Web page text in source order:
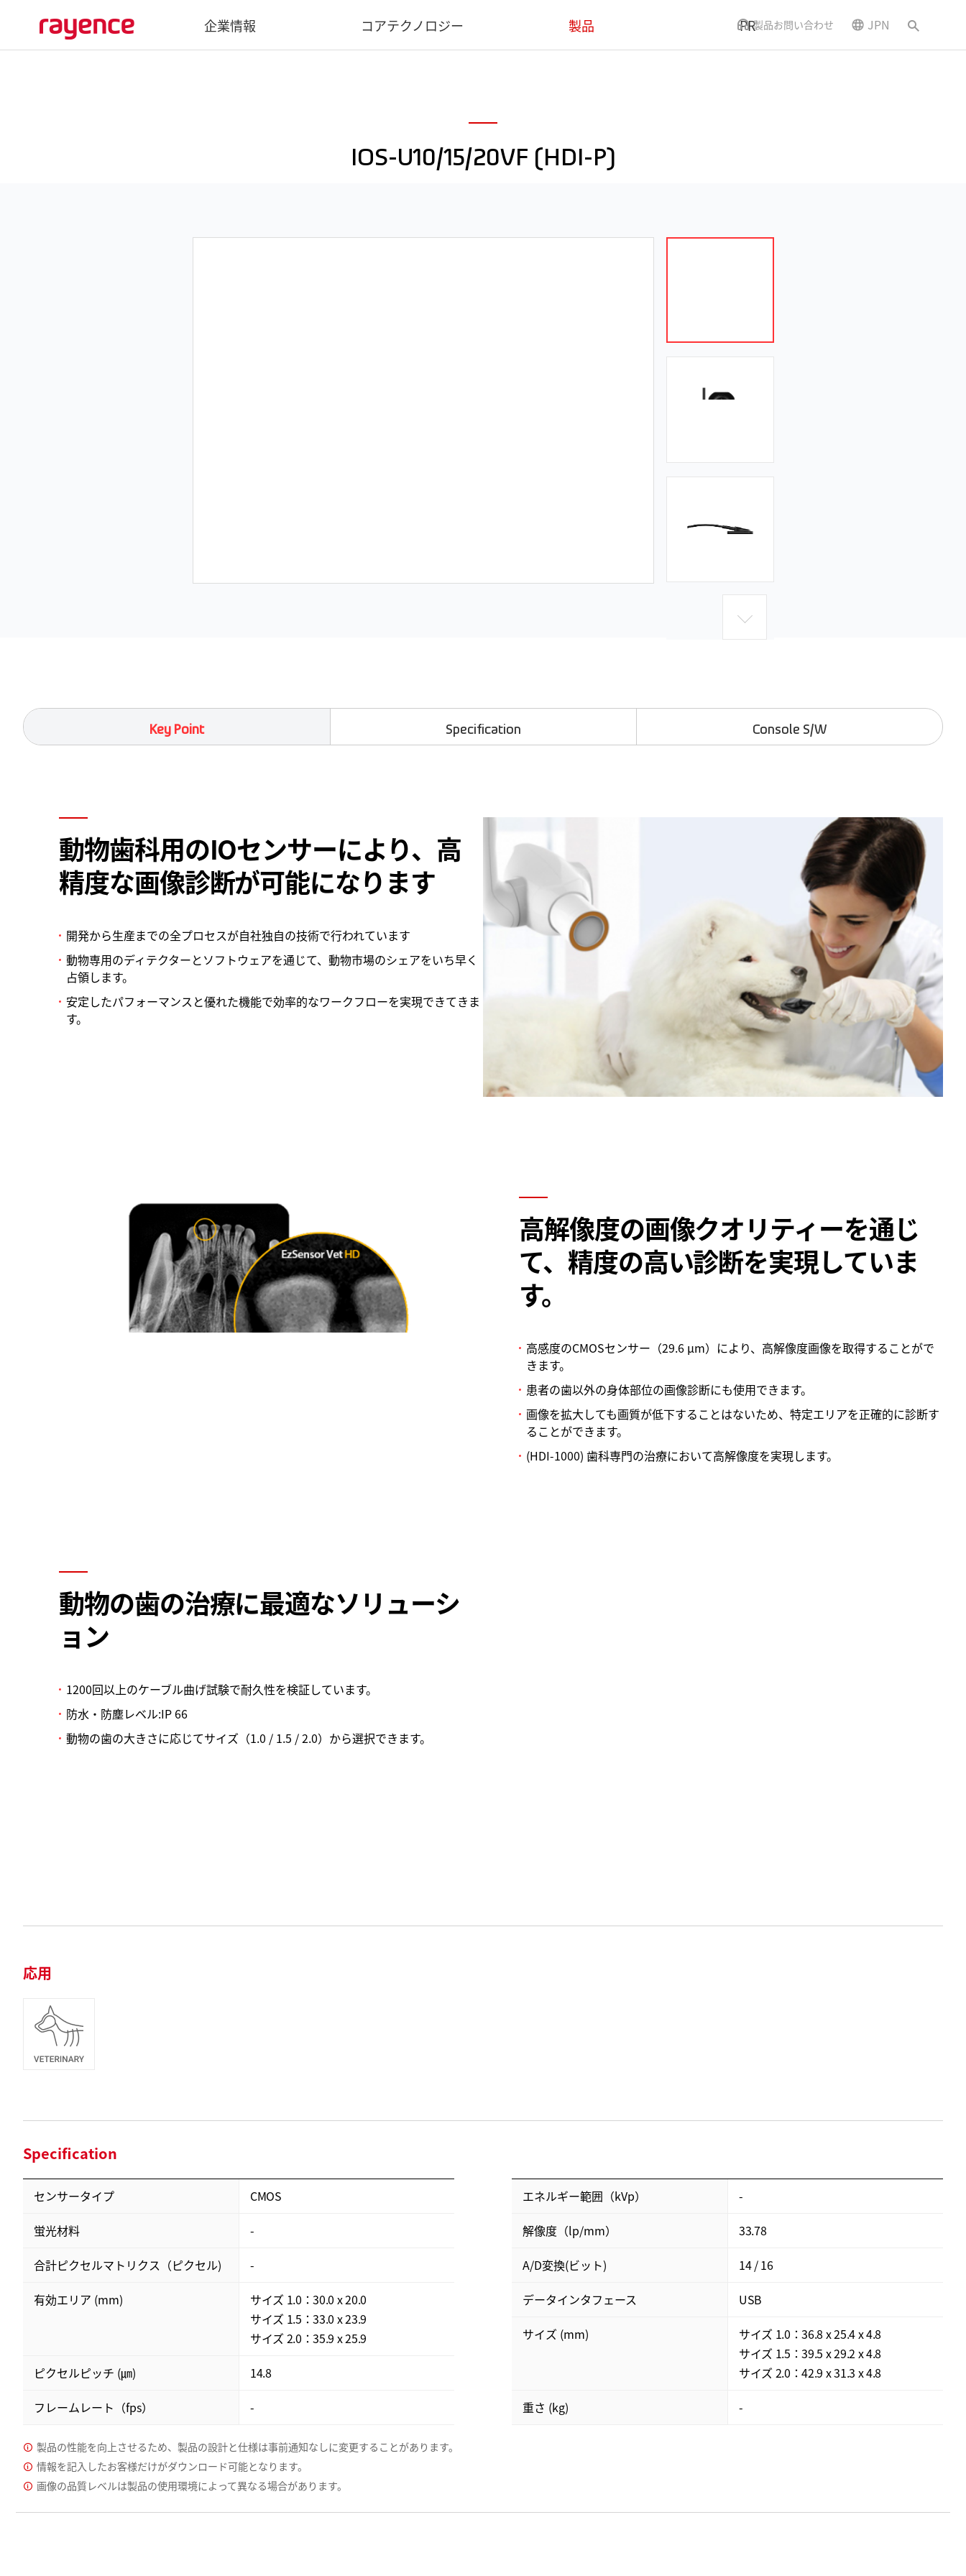
企業情報 コアテクノロジー 製品
デンタル用
PR製品お問い合わせ JPN
IOS-U10/15/20VF (HDI-P)
Key Point Specification Console S/W
動物歯科用のIOセンサーにより、高
精度な画像診断が可能になります
開発から生産までの全プロセスが自社独自の技術で行われています
動物専用のディテクターとソフトウェアを通じて、動物市場のシェアをいち早く
占領します。
安定したパフォーマンスと優れた機能で効率的なワークフローを実現できてきま
す。
高解像度の画像クオリティーを通じ
て、精度の高い診断を実現していま
す。
高感度のCMOSセンサー（29.6 µm）により、高解像度画像を取得することがで
きます。
患者の歯以外の身体部位の画像診断にも使用できます。
画像を拡大しても画質が低下することはないため、特定エリアを正確的に診断す
ることができます。
(HDI-1000) 歯科専門の治療において高解像度を実現します。
動物の歯の治療に最適なソリューシ
ョン
1200回以上のケーブル曲げ試験で耐久性を検証しています。
防水・防塵レベル:IP 66
動物の歯の大きさに応じてサイズ（1.0 / 1.5 / 2.0）から選択できます。
応用
Specification
センサータイプ
CMOS
蛍光材料
-
合計ピクセルマトリクス（ピクセル)
-
有効エリア (mm)
サイズ 1.0：30.0 x 20.0
サイズ 1.5：33.0 x 23.9
サイズ 2.0：35.9 x 25.9
ピクセルピッチ (㎛)
14.8
フレームレート（fps）
-
エネルギー範囲（kVp）
-
解像度（lp/mm）
33.78
A/D変換(ビット)
14 / 16
データインタフェース
USB
サイズ (mm)
サイズ 1.0：36.8 x 25.4 x 4.8
サイズ 1.5：39.5 x 29.2 x 4.8
サイズ 2.0：42.9 x 31.3 x 4.8
重さ (kg)
-
製品の性能を向上させるため、製品の設計と仕様は事前通知なしに変更することがあります。
情報を記入したお客様だけがダウンロード可能となります。
画像の品質レベルは製品の使用環境によって異なる場合があります。